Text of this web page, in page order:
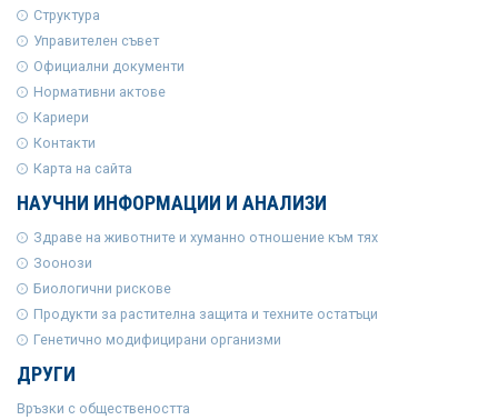
Структура
Управителен съвет
Официални документи
Нормативни актове
Кариери
Контакти
Карта на сайта
НАУЧНИ ИНФОРМАЦИИ И АНАЛИЗИ
Здраве на животните и хуманно отношение към тях
Зоонози
Биологични рискове
Продукти за растителна защита и техните остатъци
Генетично модифицирани организми
ДРУГИ
Връзки с обществеността